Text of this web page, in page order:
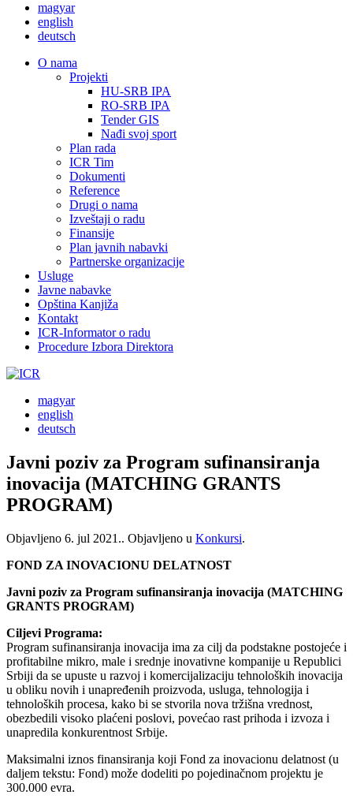
magyar
english
deutsch
О nama
Projekti
HU-SRB IPA
RO-SRB IPA
Tender GIS
Nađi svoj sport
Plan rada
ICR Tim
Dokumenti
Reference
Drugi o nama
Izveštaji o radu
Finansije
Plan javnih nabavki
Partnerske organizacije
Usluge
Javne nabavke
Opština Kanjiža
Kontakt
ICR-Informator o radu
Procedure Izbora Direktora
magyar
english
deutsch
Javni poziv za Program sufinansiranja
inovacija (MATCHING GRANTS
PROGRAM)
Objavljeno 6. jul 2021.. Objavljeno u Konkursi.
FOND ZA INOVACIONU DELATNOST
Javni poziv za Program sufinansiranja inovacija (MATCHING
GRANTS PROGRAM)
Ciljevi Programa:
Program sufinansiranja inovacija ima za cilj da podstakne postojeće i
profitabilne mikro, male i srednje inovativne kompanije u Republici
Srbiji da se upuste u razvoj i komercijalizaciju tehnoloških inovacija
u obliku novih i unapređenih proizvoda, usluga, tehnologija i
tehnoloških procesa, kako bi se stvorila nova tržišna vrednost,
obezbedili visoko plaćeni poslovi, povećao rast prihoda i izvoza i
unapredila konkurentnost Srbije.
Maksimalni iznos finansiranja koji Fond za inovacionu delatnost (u
daljem tekstu: Fond) može dodeliti po pojedinačnom projektu je
300.000 evra.